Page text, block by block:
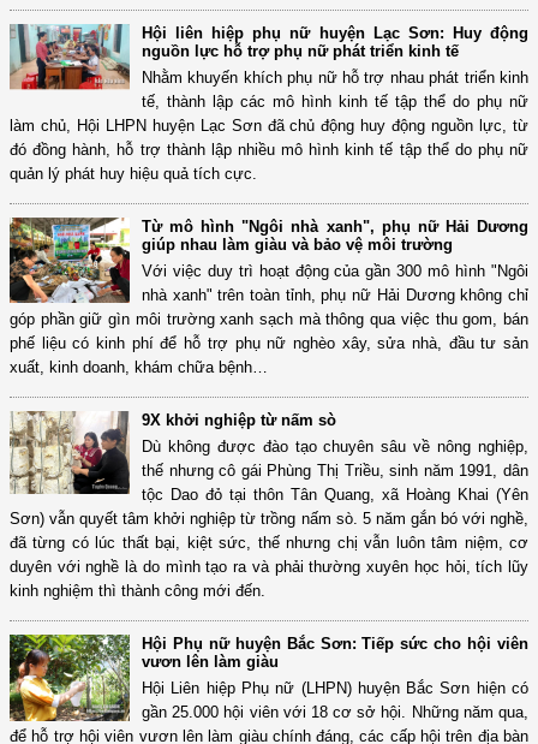
Hội liên hiệp phụ nữ huyện Lạc Sơn: Huy động
nguồn lực hỗ trợ phụ nữ phát triển kinh tế
Nhằm khuyến khích phụ nữ hỗ trợ nhau phát triển kinh
tế, thành lập các mô hình kinh tế tập thể do phụ nữ
làm chủ, Hội LHPN huyện Lạc Sơn đã chủ động huy động nguồn lực, từ
đó đồng hành, hỗ trợ thành lập nhiều mô hình kinh tế tập thể do phụ nữ
quản lý phát huy hiệu quả tích cực.
Từ mô hình "Ngôi nhà xanh", phụ nữ Hải Dương
giúp nhau làm giàu và bảo vệ môi trường
Với việc duy trì hoạt động của gần 300 mô hình "Ngôi
nhà xanh" trên toàn tỉnh, phụ nữ Hải Dương không chỉ
góp phần giữ gìn môi trường xanh sạch mà thông qua việc thu gom, bán
phế liệu có kinh phí để hỗ trợ phụ nữ nghèo xây, sửa nhà, đầu tư sản
xuất, kinh doanh, khám chữa bệnh…
9X khởi nghiệp từ nấm sò
Dù không được đào tạo chuyên sâu về nông nghiệp,
thế nhưng cô gái Phùng Thị Triều, sinh năm 1991, dân
tộc Dao đỏ tại thôn Tân Quang, xã Hoàng Khai (Yên
Sơn) vẫn quyết tâm khởi nghiệp từ trồng nấm sò. 5 năm gắn bó với nghề,
đã từng có lúc thất bại, kiệt sức, thế nhưng chị vẫn luôn tâm niệm, cơ
duyên với nghề là do mình tạo ra và phải thường xuyên học hỏi, tích lũy
kinh nghiệm thì thành công mới đến.
Hội Phụ nữ huyện Bắc Sơn: Tiếp sức cho hội viên
vươn lên làm giàu
Hội Liên hiệp Phụ nữ (LHPN) huyện Bắc Sơn hiện có
gần 25.000 hội viên với 18 cơ sở hội. Những năm qua,
để hỗ trợ hội viên vươn lên làm giàu chính đáng, các cấp hội trên địa bàn